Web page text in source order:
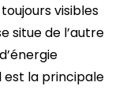
visibles
situe de l’autre
est la principale